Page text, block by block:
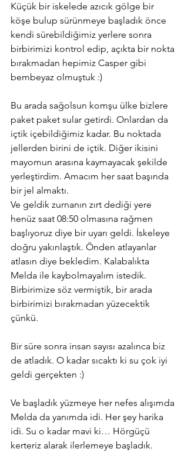
Küçük bir iskelede azıcık gölge bir
köşe bulup sürünmeye başladık önce
kendi sürebildiğimiz yerlere sonra
birbirimizi kontrol edip, açıkta bir nokta
bırakmadan hepimiz Casper gibi
bembeyaz olmuştuk :)
Bu arada sağolsun komşu ülke bizlere
paket paket sular getirdi. Onlardan da
içtik içebildiğimiz kadar. Bu noktada
jellerden birini de içtik. Diğer ikisini
mayomun arasına kaymayacak şekilde
yerleştirdim. Amacım her saat başında
bir jel almaktı.
Ve geldik zurnanın zırt dediği yere
henüz saat 08:50 olmasına rağmen
başlıyoruz diye bir uyarı geldi. İskeleye
doğru yakınlaştık. Önden atlayanlar
atlasın diye bekledim. Kalabalıkta
Melda ile kaybolmayalım istedik.
Birbirimize söz vermiştik, bir arada
birbirimizi bırakmadan yüzecektik
çünkü.
Bir süre sonra insan sayısı azalınca biz
de atladık. O kadar sıcaktı ki su çok iyi
geldi gerçekten :)
Ve başladık yüzmeye her nefes alışımda
Melda da yanımda idi. Her şey harika
idi. Su o kadar mavi ki… Hörgüçü
kerteriz alarak ilerlemeye başladık.